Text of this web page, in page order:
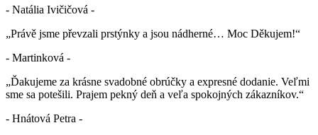
- Natália Ivičičová -
„Právě jsme převzali prstýnky a jsou nádherné… Moc Děkujem!“
- Martinková -
„Ďakujeme za krásne svadobné obrúčky a expresné dodanie. Veľmi
sme sa potešili. Prajem pekný deň a veľa spokojných zákazníkov.“
- Hnátová Petra -